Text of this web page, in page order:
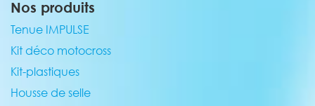
Nos produits
Tenue IMPULSE
Kit déco motocross
Kit-plastiques
Housse de selle